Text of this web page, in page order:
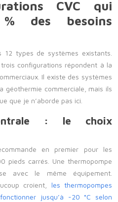
CVC qui
des besoins
types de systèmes existants.
configurations répondent à la
Il existe des systèmes
géothermie commerciale, mais ils
que je n’aborde pas ici.
: le choix
en premier pour les
pieds carrés. Une thermopompe
avec le même équipement.
croient, les thermopompes
jusqu’à -20 °C selon